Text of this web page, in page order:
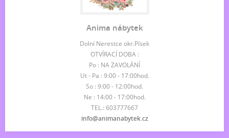
Anima nábytek
Dolní Nerestce okr.Písek
OTVÍRACÍ DOBA :
Po : NA ZAVOLÁNÍ
Ut - Pa : 9:00 - 17:00hod.
So : 9:00 - 12:00hod.
Ne : 14:00 - 17:00hod.
TEL.: 603777667
info@animanabytek.cz